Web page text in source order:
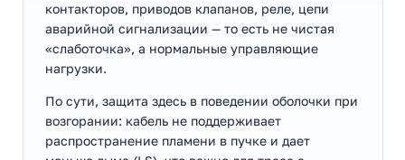
контакторов, приводов клапанов, реле, цепи
аварийной сигнализации — то есть не чистая
«слаботочка», а нормальные управляющие
нагрузки.
По сути, защита здесь в поведении оболочки при
возгорании: кабель не поддерживает
распространение пламени в пучке и дает